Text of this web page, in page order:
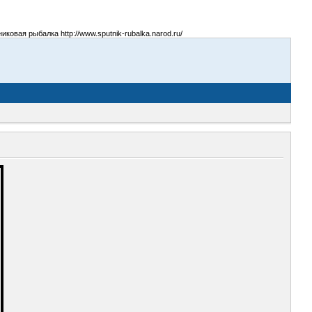
рыбалка http://www.sputnik-rubalka.narod.ru/